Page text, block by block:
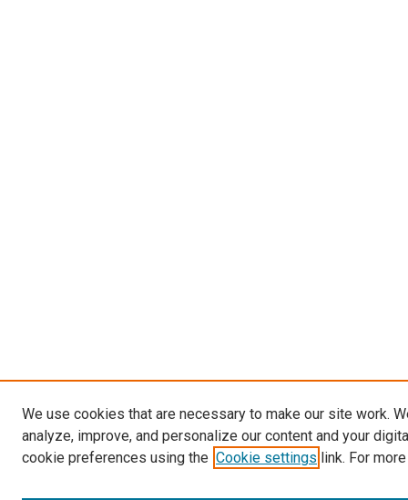
We use cookies that are necessary to make our site work.
analyze, improve, and personalize our content and your
cookie preferences using the Cookie settings link. For